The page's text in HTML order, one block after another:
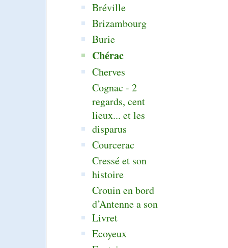
Bréville
Brizambourg
Burie
Chérac
Cherves
Cognac - 2
regards, cent
lieux... et les
disparus
Courcerac
Cressé et son
histoire
Crouin en bord
d’Antenne a son
Livret
Ecoyeux